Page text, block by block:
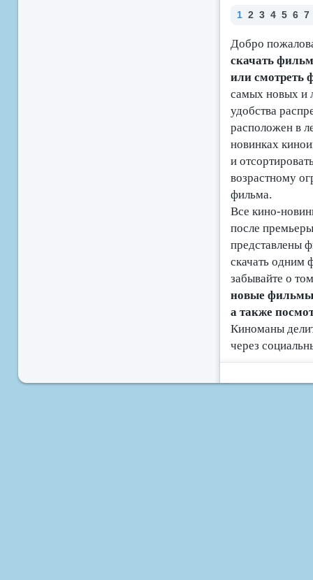
1 2 3 4 5 6 7
Добро
скачать
или смотреть
самых новых и
удобства
расположен в
новинках
и
возрастному
фильма.
Все кино-
после
представлены
скачать одним
забывайте о
новые фильмы
а также
Киноманы
через